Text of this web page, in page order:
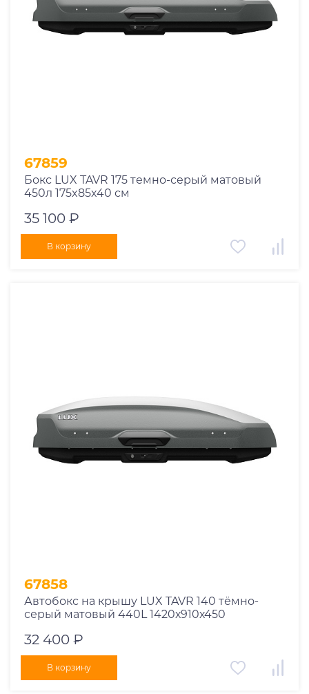
67859
Бокс LUX TAVR 175 темно-серый матовый
450л 175x85x40 см
35 100 ₽
В корзину
67858
Автобокс на крышу LUX TAVR 140 тёмно-
серый матовый 440L 1420х910х450
32 400 ₽
В корзину